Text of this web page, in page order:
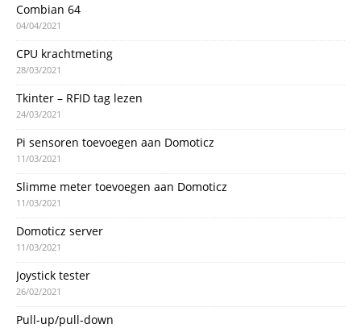
Combian 64
04/04/2021
CPU krachtmeting
28/03/2021
Tkinter – RFID tag lezen
24/03/2021
Pi sensoren toevoegen aan Domoticz
11/03/2021
Slimme meter toevoegen aan Domoticz
11/03/2021
Domoticz server
11/03/2021
Joystick tester
26/02/2021
Pull-up/pull-down